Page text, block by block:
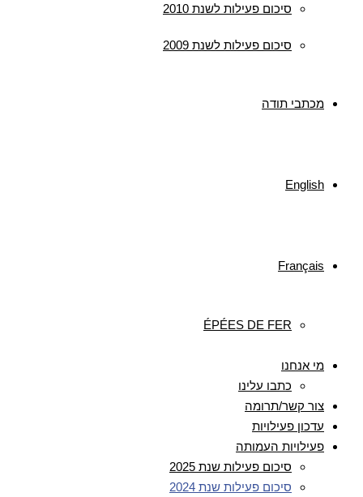
סיכום פעילות לשנת 2010
סיכום פעילות לשנת 2009
מכתבי תודה
English
Français
ÉPÉES DE FER
מי אנחנו
כתבו עלינו
צור קשר/תרומה
עדכון פעילויות
פעילויות העמותה
סיכום פעילות שנת 2025
סיכום פעילות שנת 2024